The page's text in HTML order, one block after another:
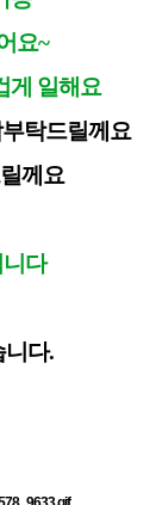
요~
게 일해요
탁드릴께요
께요
다
니다.